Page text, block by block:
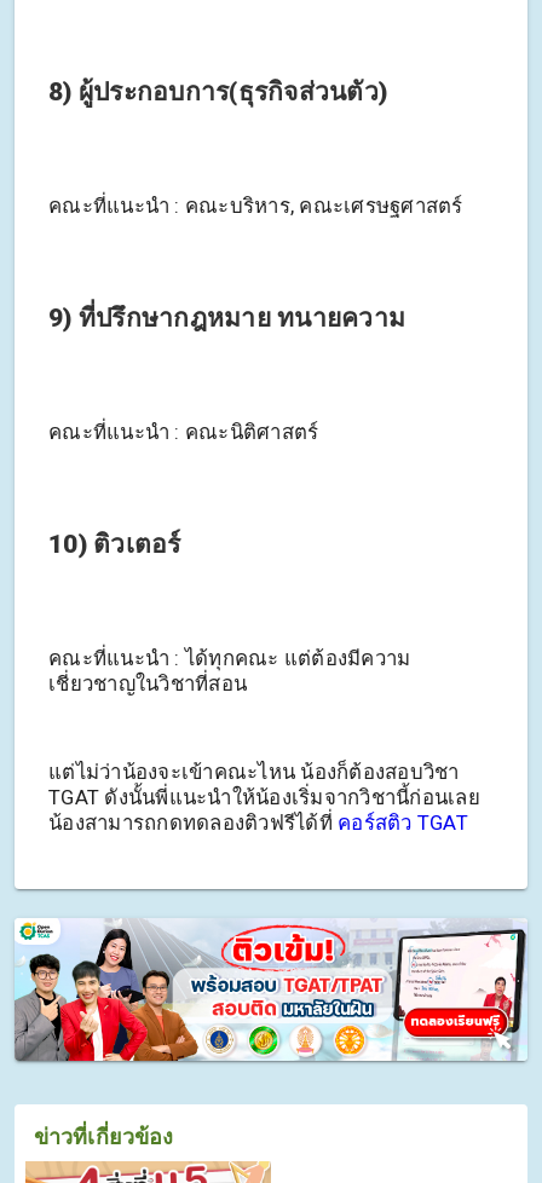
8) ผู้ประกอบการ(ธุรกิจส่วนตัว)
คณะที่แนะนำ : คณะบริหาร, คณะเศรษฐศาสตร์
9) ที่ปรึกษากฎหมาย ทนายความ
คณะที่แนะนำ : คณะนิติศาสตร์
10) ติวเตอร์
คณะที่แนะนำ : ได้ทุกคณะ แต่ต้องมีความ
เชี่ยวชาญในวิชาที่สอน
แต่ไม่ว่าน้องจะเข้าคณะไหน น้องก็ต้องสอบวิชา
TGAT ดังนั้นพี่แนะนำให้น้องเริ่มจากวิชานี้ก่อนเลย
น้องสามารถกดทดลองติวฟรีได้ที่ คอร์สติว TGAT
ข่าวที่เกี่ยวข้อง